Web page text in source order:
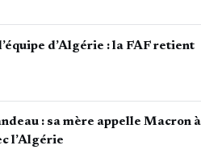
d’Algérie : la FAF retient
: sa mère appelle Macron à
l’Algérie